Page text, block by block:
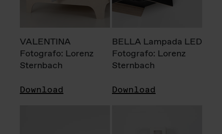
VALENTINA
Fotografo: Lorenz
Sternbach
Download
BELLA Lampada LED
Fotografo: Lorenz
Sternbach
Download